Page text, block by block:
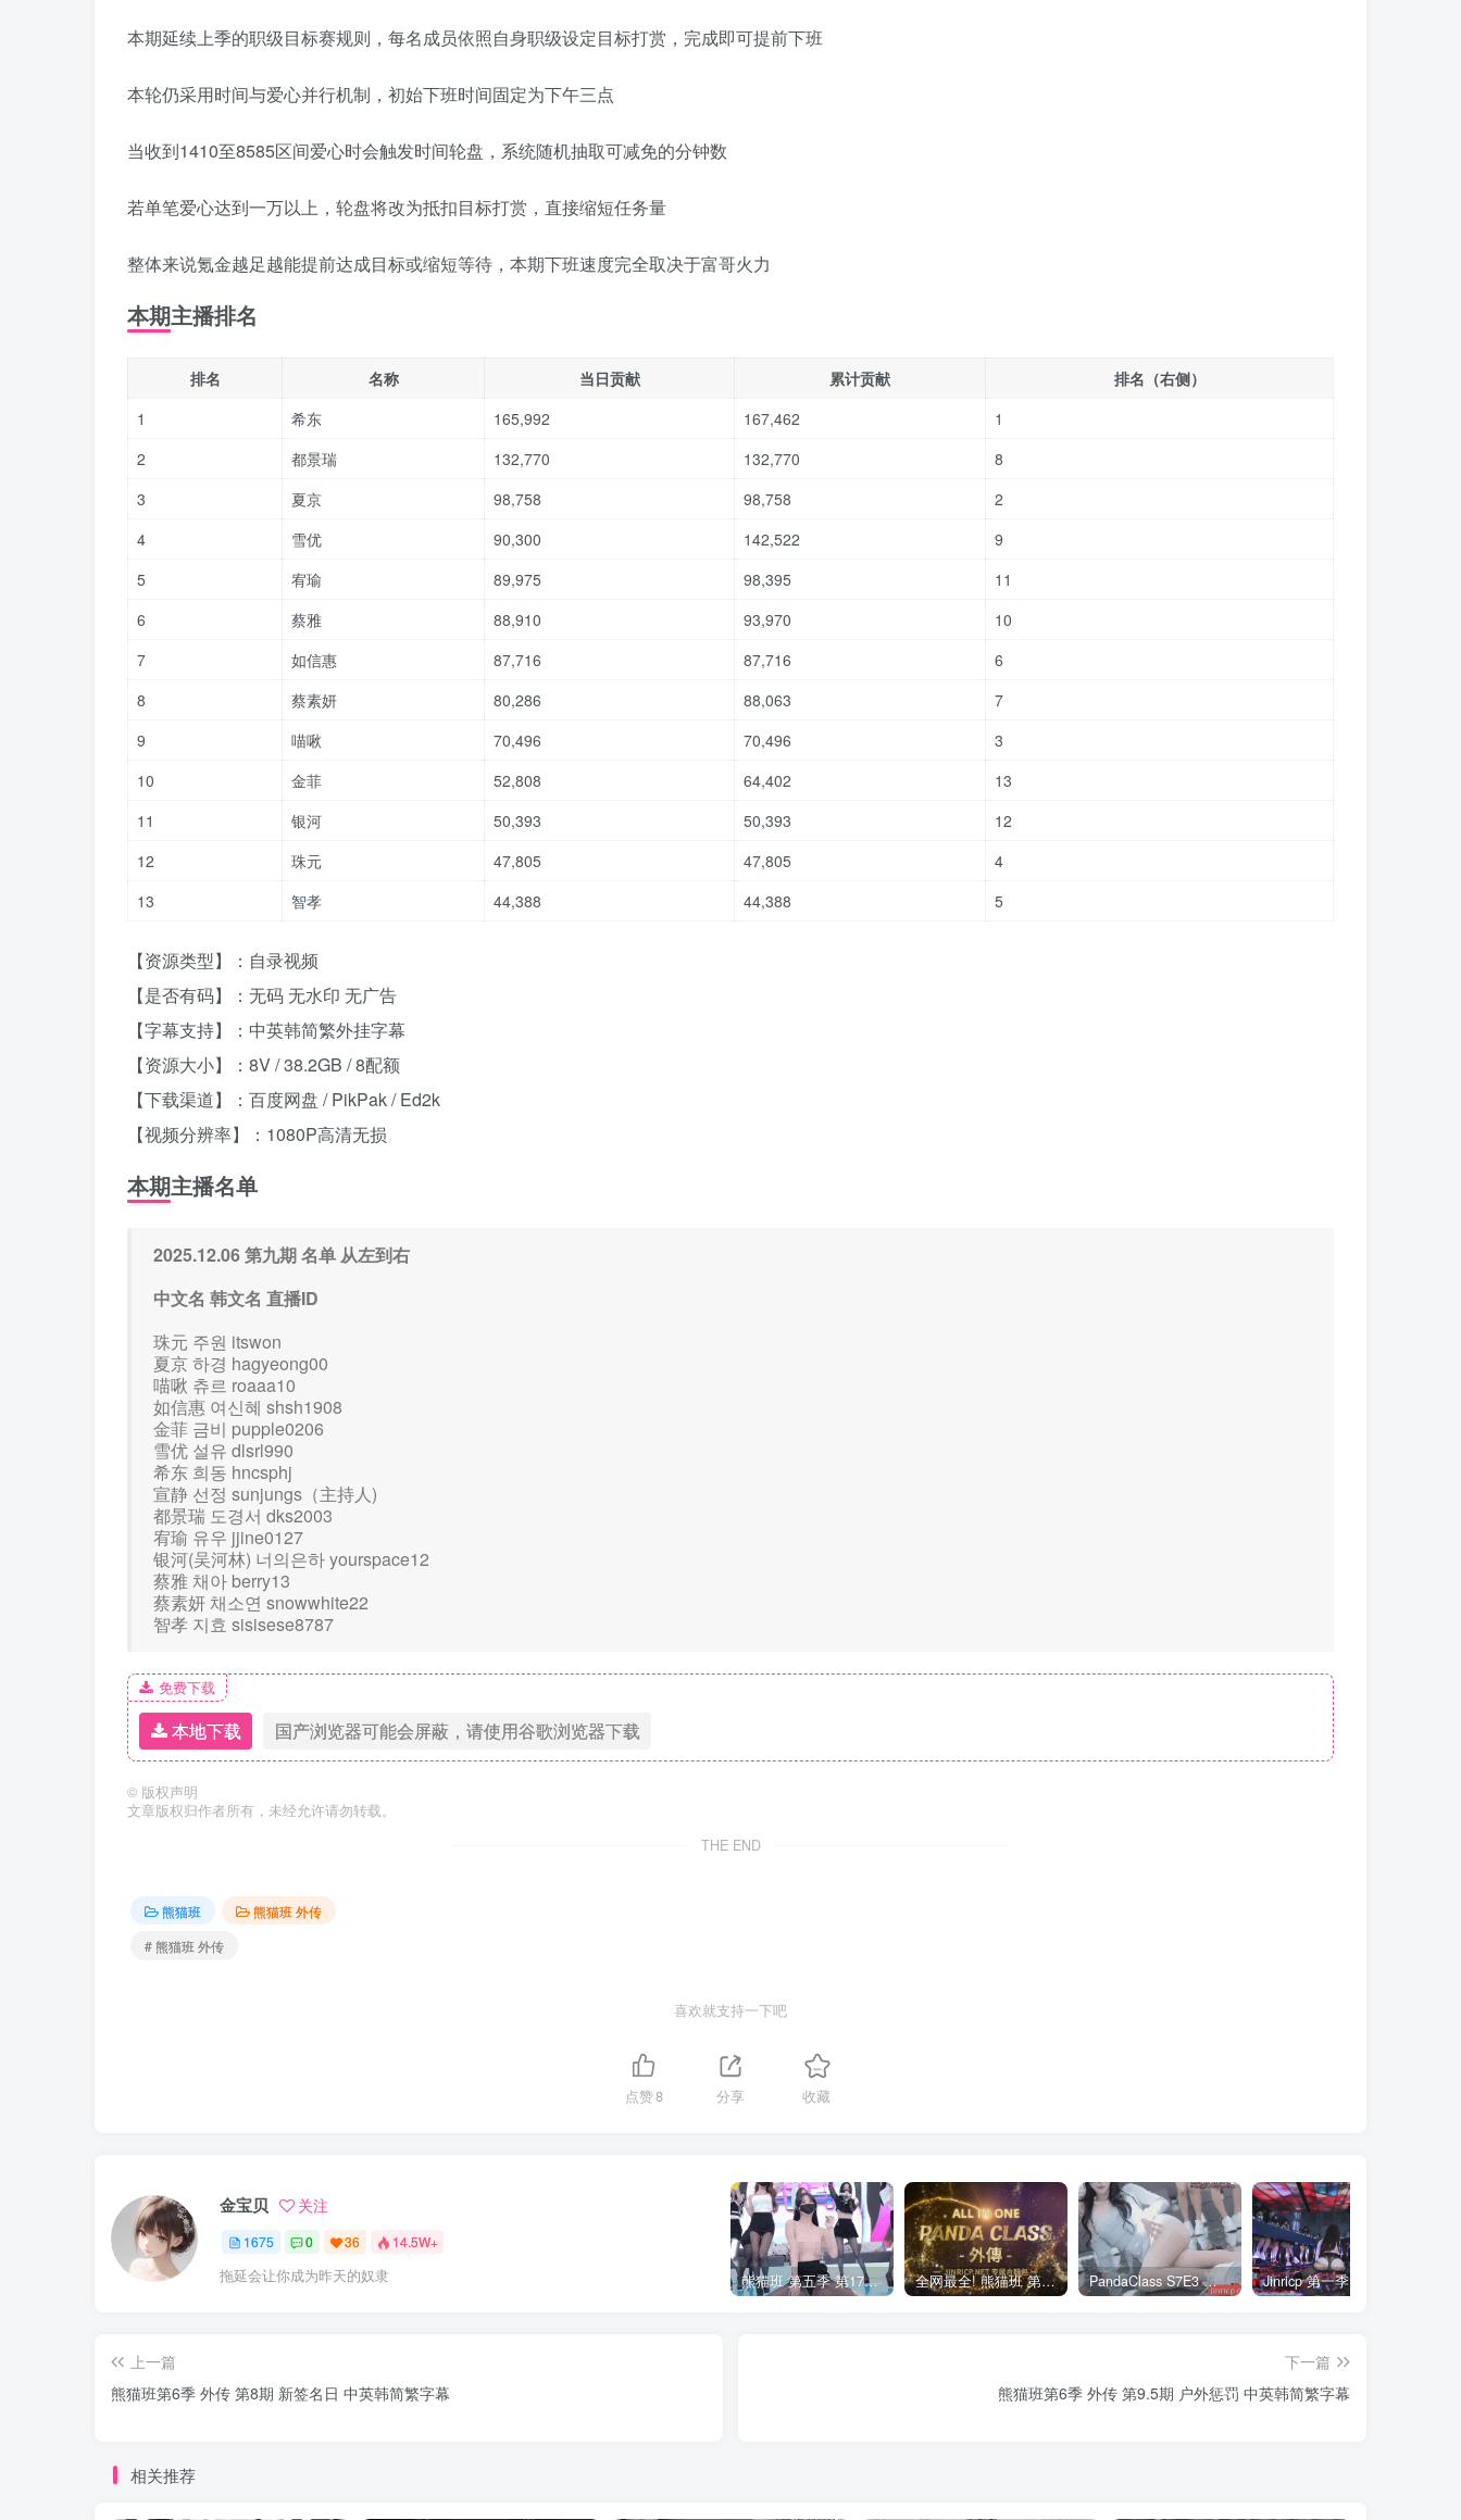
本期延续上季的职级目标赛规则，每名成员依照自身职级设定目标打赏，完成即可提前下班
本轮仍采用时间与爱心并行机制，初始下班时间固定为下午三点
当收到1410至8585区间爱心时会触发时间轮盘，系统随机抽取可减免的分钟数
若单笔爱心达到一万以上，轮盘将改为抵扣目标打赏，直接缩短任务量
整体来说氪金越足越能提前达成目标或缩短等待，本期下班速度完全取决于富哥火力
本期主播排名
排名 名称 当日贡献 累计贡献
排名（右侧）
1
希东 165,992 167,462
1
2
都景瑞 132,770 132,770
8
3
夏京 98,758 98,758
2
4
雪优 90,300 142,522
9
5
宥瑜 89,975 98,395
11
6
蔡雅 88,910 93,970
10
7
如信惠 87,716 87,716
6
8
蔡素妍 80,286 88,063
7
9
喵啾 70,496 70,496
3
10
金菲 52,808 64,402
13
11
银河 50,393 50,393
12
12
珠元 47,805 47,805
4
13
智孝 44,388 44,388 5
【资源类型】：自录视频
【是否有码】：无码 无水印 无广告
【字幕支持】：中英韩简繁外挂字幕
【资源大小】：8V / 38.2GB / 8配额
【下载渠道】：百度网盘 / PikPak / Ed2k
【视频分辨率】：1080P高清无损
本期主播名单
2025.12.06 第九期 名单 从左到右
中文名 韩文名 直播ID
珠元 주원 itswon
夏京 하경 hagyeong00
喵啾 츄르 roaaa10
如信惠 여신혜 shsh1908
金菲 금비 pupple0206
雪优 설유 dlsrl990
希东 희동 hncsphj
宣静 선정 sunjungs（主持人)
都景瑞 도경서 dks2003
宥瑜 유우 jjine0127
银河(吴河林) 너의은하 yourspace12
蔡雅 채아 berry13
蔡素妍 채소연 snowwhite22
智孝 지효 sisisese8787
免费下载
本地下载 国产浏览器可能会屏蔽，请使用谷歌浏览器下载
© 版权声明
文章版权归作者所有，未经允许请勿转载。
THE END
熊猫班
熊猫班 外传
# 熊猫班 外传
喜欢就支持一下吧
点赞8 分享 收藏
金宝贝 关注
1675 0 36 14.5W+
拖延会让你成为昨天的奴隶 熊猫班 第五季 第17期 最终职级赛&完结 全网最全! 熊猫班 第6季 外传 SpinOff 全集 All in one 合集版 中英韩简繁字幕外挂版 PandaClass S7E3 熊猫班 第7季 第3期 二十一点日 中英韩简繁字幕
上一篇
熊猫班第6季 外传 第8期 新签名日 中英韩简繁字幕
下一篇
熊猫班第6季 外传 第9.5期 户外惩罚 中英韩简繁字幕
相关推荐